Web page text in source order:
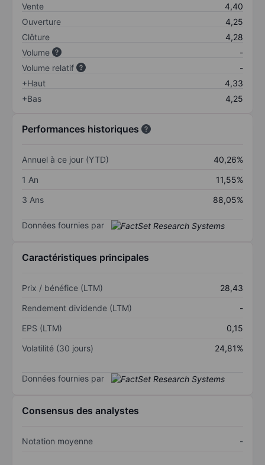
Vente
4,40
Ouverture
4,25
Clôture
4,28
Volume
-
Volume relatif
-
+Haut
4,33
+Bas
4,25
Performances historiques
Annuel à ce jour (YTD)
40,26%
1 An
11,55%
3 Ans
88,05%
Données fournies par
Caractéristiques principales
Prix / bénéfice (LTM)
28,43
Rendement dividende (LTM)
-
EPS (LTM)
0,15
Volatilité (30 jours)
24,81%
Données fournies par
Consensus des analystes
Notation moyenne -